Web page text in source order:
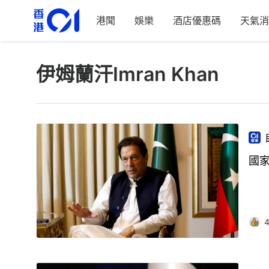
港聞 娛樂 酒店優惠碼 天氣
伊姆蘭汗Imran Khan
國
4